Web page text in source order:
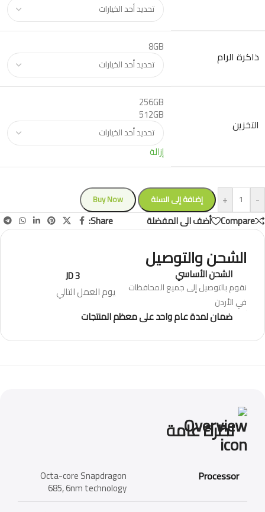
ذاكرة الرام
8GB
التخزين
256GB
512GB
إزالة
-
+ إضافة إلى السلة Buy Now
Compare أضف الى المفضلة Share:
الشحن والتوصيل
الشحن الأساسي
نقوم بالتوصيل إلى جميع المحافظات
في الأردن
يوم العمل التالي
3 JD
ضمان لمدة عام واحد على معظم المنتجات
نظرة عامة
Processor
Octa-core Snapdragon
685, 6nm technology